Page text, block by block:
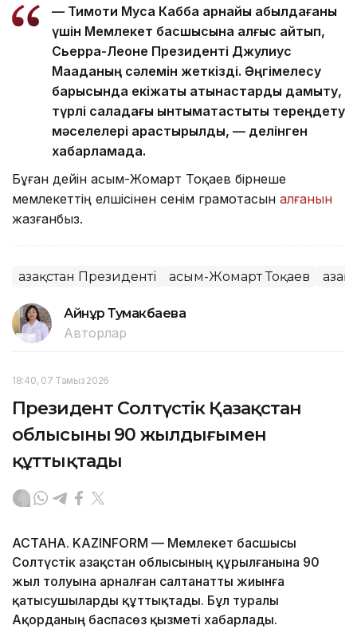
— Тимоти Муса Кабба арнайы қабылдағаны
үшін Мемлекет басшысына алғыс айтып,
Сьерра-Леоне Президенті Джулиус
Мааданың сәлемін жеткізді. Әңгімелесу
барысында екіжақты қатынастарды дамыту,
түрлі саладағы ынтымақтастықты тереңдету
мәселелері қарастырылды, — делінген
хабарламада.
Бұған дейін Қасым-Жомарт Тоқаев бірнеше
мемлекеттің елшісінен сенім грамотасын алғанын
жазғанбыз.
Қазақстан Президенті Қасым-Жомарт Тоқаев
Айнұр Тумакбаева
Авторлар
18:40, 07 Тамыз 2026
Президент Солтүстік Қазақстан
облысының 90 жылдығымен
құттықтады
АСТАНА. KAZINFORM — Мемлекет басшысы
Солтүстік Қазақстан облысының құрылғанына 90
жыл толуына арналған салтанатты жиынға
қатысушыларды құттықтады. Бұл туралы
Ақорданың баспасөз қызметі хабарлады.